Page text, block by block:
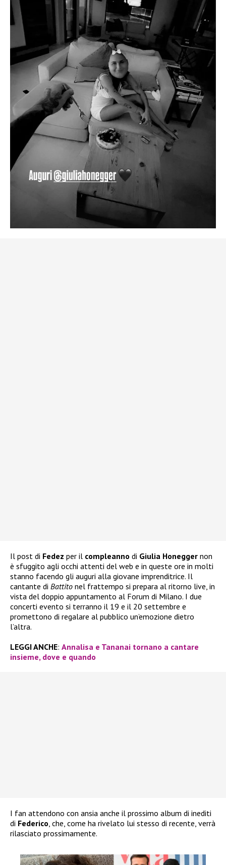
Il post di Fedez per il compleanno di Giulia Honegger non
è sfuggito agli occhi attenti del web e in queste ore in molti
stanno facendo gli auguri alla giovane imprenditrice. Il
cantante di Battito nel frattempo si prepara al ritorno live, in
vista del doppio appuntamento al Forum di Milano. I due
concerti evento si terranno il 19 e il 20 settembre e
promettono di regalare al pubblico un’emozione dietro
l’altra.
LEGGI ANCHE: Annalisa e Tananai tornano a cantare
insieme, dove e quando
I fan attendono con ansia anche il prossimo album di inediti
di Federico , che, come ha rivelato lui stesso di recente, verrà
rilasciato prossimamente.